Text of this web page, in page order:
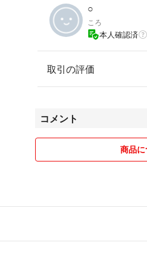
○
ころ
本人確認済
取引の評価
コメント
商品